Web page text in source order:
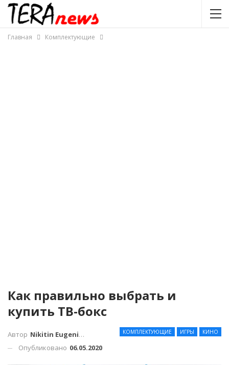
Главная Комплектующие
Как правильно выбрать и
купить ТВ-бокс
КОМПЛЕКТУЮЩИЕ ИГРЫ КИНО
Автор Nikitin Eugenius
Опубликовано 06.05.2020